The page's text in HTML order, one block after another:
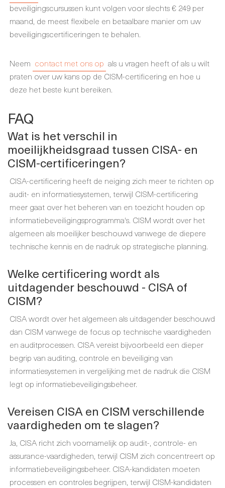
beveiligingscursussen kunt volgen voor slechts € 249 per
maand, de meest flexibele en betaalbare manier om uw
beveiligingscertificeringen te behalen.
Neem contact met ons op als u vragen heeft of als u wilt
praten over uw kans op de CISM-certificering en hoe u
deze het beste kunt bereiken.
FAQ
Wat is het verschil in
moeilijkheidsgraad tussen CISA- en
CISM-certificeringen?
CISA-certificering heeft de neiging zich meer te richten op
audit- en informatiesystemen, terwijl CISM-certificering
meer gaat over het beheren van en toezicht houden op
informatiebeveiligingsprogramma's. CISM wordt over het
algemeen als moeilijker beschouwd vanwege de diepere
technische kennis en de nadruk op strategische planning.
Welke certificering wordt als
uitdagender beschouwd - CISA of
CISM?
CISA wordt over het algemeen als uitdagender beschouwd
dan CISM vanwege de focus op technische vaardigheden
en auditprocessen. CISA vereist bijvoorbeeld een dieper
begrip van auditing, controle en beveiliging van
informatiesystemen in vergelijking met de nadruk die CISM
legt op informatiebeveiligingsbeheer.
Vereisen CISA en CISM verschillende
vaardigheden om te slagen?
Ja, CISA richt zich voornamelijk op audit-, controle- en
assurance-vaardigheden, terwijl CISM zich concentreert op
informatiebeveiligingsbeheer. CISA-kandidaten moeten
processen en controles begrijpen, terwijl CISM-kandidaten